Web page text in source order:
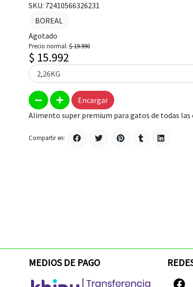
SKU: 72410566326231
BOREAL
Agotado
Precio normal: $ 19.990
$ 15.992
Encargar
Alimento super premium para gatos de todas las
Compartir en:
MEDIOS DE PAGO